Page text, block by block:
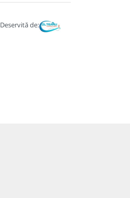
Deservită de: